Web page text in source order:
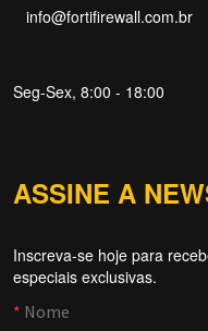
info@fortifirewall.com.br
Seg-Sex, 8:00 - 18:00
ASSINE A
Inscreva-se hoje para
especiais exclusivas.